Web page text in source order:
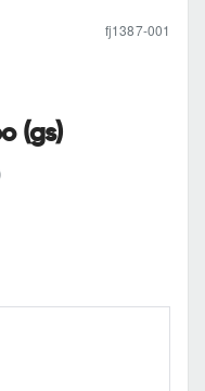
(gs)
fj1387-001